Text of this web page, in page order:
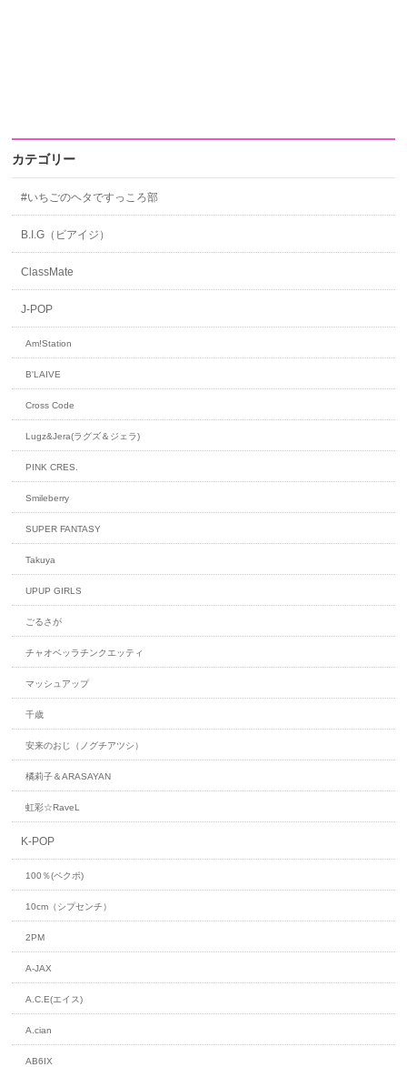
カテゴリー
#いちごのヘタですっころ部
B.I.G（ビアイジ）
ClassMate
J-POP
Am!Station
B'LAIVE
Cross Code
Lugz&Jera(ラグズ＆ジェラ)
PINK CRES.
Smileberry
SUPER FANTASY
Takuya
UPUP GIRLS
ごるさが
チャオベッラチンクエッティ
マッシュアップ
千歳
安来のおじ（ノグチアツシ）
橘莉子＆ARASAYAN
虹彩☆RaveL
K-POP
100％(ペクポ)
10cm（シプセンチ）
2PM
A-JAX
A.C.E(エイス)
A.cian
AB6IX